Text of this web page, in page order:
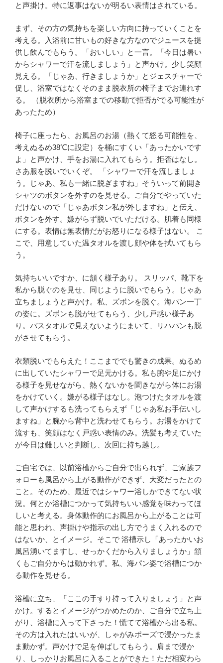
と声掛け。特に返事はないが明るい表情はされている。
まず、その方の気持ちを楽しい方向に持っていくことを
考える。入浴前に甘いもの好きな方なのでジュースを提
供し飲んでもらう。「おいしい」と一言。「今日は暑い
からシャワーで汗を流しましょう」と声かけ。少し笑顔
見える。「じゃあ、行きましょうか」とジェスチャーで
促し、浴室ではなくそのまま脱衣所の椅子までお連れす
る。 （脱衣所から浴室までの移動で拒否がでる可能性が
あったため）
椅子に座ったら、お風呂のお湯（熱くて怒る可能性を、
考えぬるめ38℃に設定）を桶にすくい「あったかいです
よ」と声かけ、手をお湯に入れてもらう。拒否はなし。
さあ服を脱いでいくぞ。 「シャワーで汗を流しましょ
う。じゃあ、私も一緒に脱ぎますね」そういって前開き
シャツのボタンを外すのを見せる。ご自分でやっていた
だけないので「じゃあボタン私が外しますね」と伝え、
ボタンを外す。嫌がらず脱いでいただける。肌着も同様
にする。表情は無表情だがお怒りになる様子はない。 こ
こで、用意していた温タオルを渡し顔や体を拭いてもら
う。
気持ちいいですか、に頷く様子あり。 スリッパ、靴下を
私から脱ぐのを見せ、同じように脱いでもらう。じゃあ
立ちましょうと声かけ。私、ズボンを脱ぐ。海パン一丁
の姿に。ズボンも脱がせてもらう、少し戸惑い様子あ
り。バスタオルで見えないようにまいて、リハパンも脱
がさせてもらう。
衣類脱いでもらえた！ここまででも驚きの成果。ぬるめ
に出していたシャワーで足元かける。私も腕や足にかけ
る様子を見せながら、熱くないかを聞きながら体にお湯
をかけていく。嫌がる様子はなし。泡つけたタオルを渡
して声かけするも洗ってもらえず「じゃあ私お手伝いし
ますね」と腕から背中と洗わせてもらう。お湯をかけて
流すも、笑顔はなく戸惑い表情のみ。洗髪も考えていた
が今日は難しいと判断し、次回に持ち越し。
ご自宅では、以前浴槽からご自分で出られず、ご家族フ
ォローも風呂から上がる動作ができず、大変だったとの
こと。そのため、最近ではシャワー浴しかできてない状
況。何とか浴槽につかって気持ちいい感覚を味わってほ
しいと考える。身体動作的にお風呂から上がることは可
能と思われ、声掛けや指示の出し方でうまく入れるので
はないか、とイメージ。そこで 浴槽示し「あったかいお
風呂湧いてますし、せっかくだから入りましょうか」頷
くもご自分からは動かれず。私、海パン姿で浴槽につか
る動作を見せる。
浴槽に立ち、「ここの手すり持って入りましょう」と声
かけ。するとイメージがつかめたのか、ご自分で立ち上
がり、浴槽に入って下さった！慌てて浴槽から出る私。
その方は入れたはいいが、しゃがみポーズで浸かったま
ま動かず。声かけで足を伸ばしてもらう。肩まで浸か
り、しっかりお風呂に入ることができた！ただ相変わら